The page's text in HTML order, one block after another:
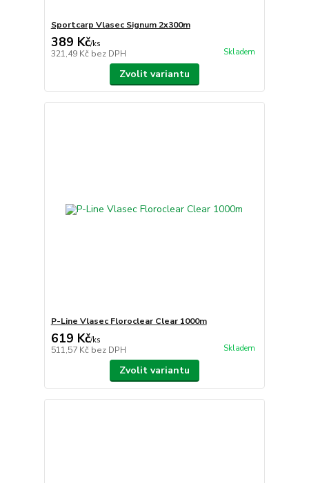
Sportcarp Vlasec Signum 2x300m
389 Kč/ks
321,49 Kč bez DPH Skladem
Zvolit variantu
P-Line Vlasec Floroclear Clear 1000m
619 Kč/ks
511,57 Kč bez DPH Skladem
Zvolit variantu